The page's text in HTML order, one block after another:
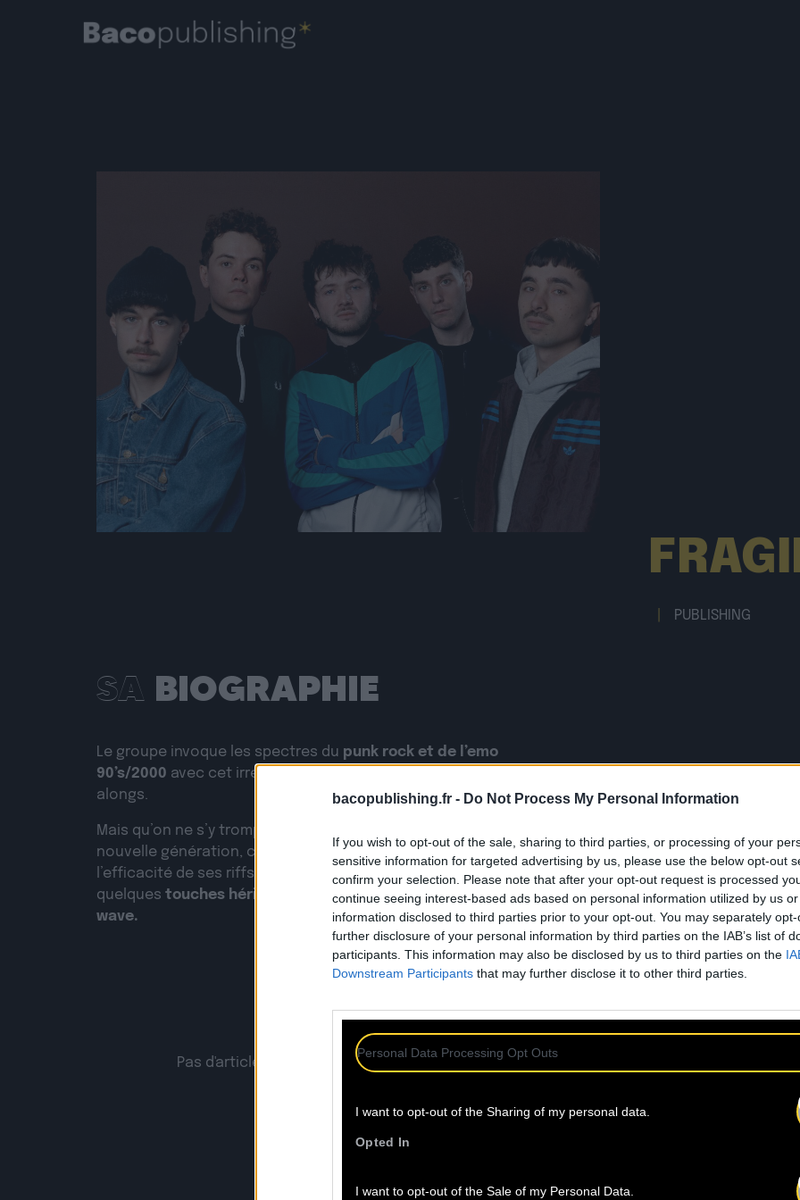
bacopublishing.fr - Do Not Process My Personal Information
If you wish to opt-out of the sale, sharing to third parties, or processing of your
sensitive information for targeted advertising by us, please use the below opt-out
confirm your selection. Please note that after your opt-out request is processed
continue seeing interest-based ads based on personal information utilized by us
information disclosed to third parties prior to your opt-out. You may separately
further disclosure of your personal information by third parties on the IAB’s list of
participants. This information may also be disclosed by us to third parties on the
Downstream Participants that may further disclose it to other third parties.
Personal Data Processing Opt Outs
I want to opt-out of the Sharing of my personal data.
Opted In
I want to opt-out of the Sale of my Personal Data.
SA BIOGRAPHIE
Le groupe invoque les spectres du punk rock et de l’emo
90’s/2000 avec cet irrésistible sens du refrain et des sing-
alongs.
Mais qu’on ne s’y trompe pas, Fragile s’inscrit bien dans cette
nouvelle génération, celle qui n’hésite pas à nuancer
l’efficacité de ses riffs et de ses sonorités par
quelques touches héritées du shoegaze, voire de la new
wave.
PUBLISHING
Pas d'articles trouvés pour l'artiste : fragile.
LES DERNIÈRES